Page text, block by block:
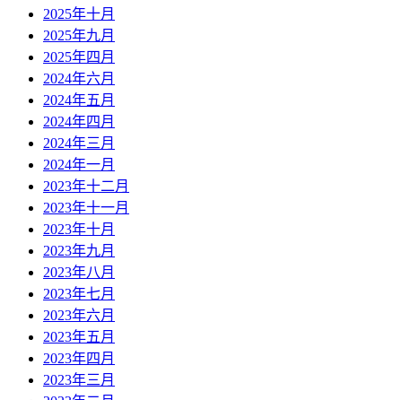
2025年十月
2025年九月
2025年四月
2024年六月
2024年五月
2024年四月
2024年三月
2024年一月
2023年十二月
2023年十一月
2023年十月
2023年九月
2023年八月
2023年七月
2023年六月
2023年五月
2023年四月
2023年三月